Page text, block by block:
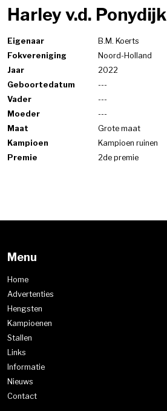
Harley v.d. Ponydijk
Eigenaar
B.M. Koerts
Fokvereniging
Noord-Holland
Jaar
2022
Geboortedatum
---
Vader
---
Moeder
---
Maat
Grote maat
Kampioen
Kampioen ruinen
Premie
2de premie
Menu
Home
Advertenties
Hengsten
Kampioenen
Stallen
Links
Informatie
Nieuws
Contact